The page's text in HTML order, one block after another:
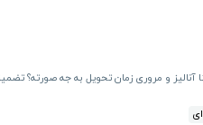
و مروری زمان تحویل به جه صورته؟